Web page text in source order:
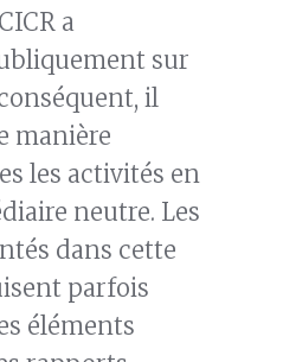
a
sur
il
manière
les activités en
neutre. Les
dans cette
parfois
éléments